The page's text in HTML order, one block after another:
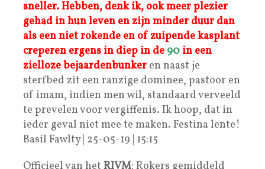
sneller. Hebben, denk ik, ook meer plezier
gehad in hun leven en zijn minder duur dan
als een niet rokende en of zuipende kasplant
creperen ergens in diep in de 90 in een
zielloze bejaardenbunker en naast je
sterfbed zit een ranzige dominee, pastoor en
of imam, indien men wil, standaard verveeld
te prevelen voor vergiffenis. Ik hoop, dat in
ieder geval niet mee te maken. Festina lente!
Basil Fawlty | 25-05-19 | 15:15